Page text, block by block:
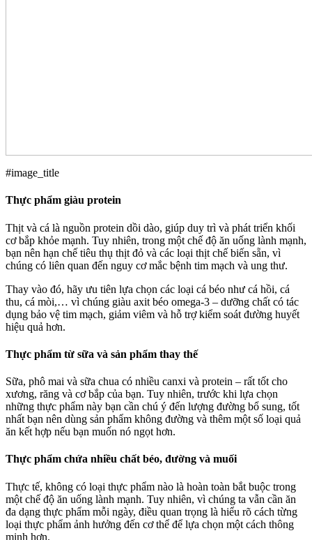
#image_title
Thực phẩm giàu protein
Thịt và cá là nguồn protein dồi dào, giúp duy trì và phát triển khối
cơ bắp khỏe mạnh. Tuy nhiên, trong một chế độ ăn uống lành mạnh,
bạn nên hạn chế tiêu thụ thịt đỏ và các loại thịt chế biến sẵn, vì
chúng có liên quan đến nguy cơ mắc bệnh tim mạch và ung thư.
Thay vào đó, hãy ưu tiên lựa chọn các loại cá béo như cá hồi, cá
thu, cá mòi,… vì chúng giàu axit béo omega-3 – dưỡng chất có tác
dụng bảo vệ tim mạch, giảm viêm và hỗ trợ kiểm soát đường huyết
hiệu quả hơn.
Thực phẩm từ sữa và sản phẩm thay thế
Sữa, phô mai và sữa chua có nhiều canxi và protein – rất tốt cho
xương, răng và cơ bắp của bạn. Tuy nhiên, trước khi lựa chọn
những thực phẩm này bạn cần chú ý đến lượng đường bổ sung, tốt
nhất bạn nên dùng sản phẩm không đường và thêm một số loại quả
ăn kết hợp nếu bạn muốn nó ngọt hơn.
Thực phẩm chứa nhiều chất béo, đường và muối
Thực tế, không có loại thực phẩm nào là hoàn toàn bắt buộc trong
một chế độ ăn uống lành mạnh. Tuy nhiên, vì chúng ta vẫn cần ăn
đa dạng thực phẩm mỗi ngày, điều quan trọng là hiểu rõ cách từng
loại thực phẩm ảnh hưởng đến cơ thể để lựa chọn một cách thông
minh hơn.